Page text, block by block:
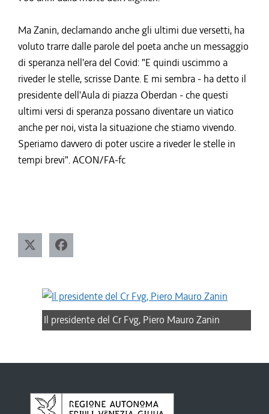
Ma Zanin, declamando anche gli ultimi due versetti, ha
voluto trarre dalle parole del poeta anche un messaggio
di speranza nell'era del Covid: "E quindi uscimmo a
riveder le stelle, scrisse Dante. E mi sembra - ha detto il
presidente dell'Aula di piazza Oberdan - che questi
ultimi versi di speranza possano diventare un viatico
anche per noi, vista la situazione che stiamo vivendo.
Speriamo davvero di poter uscire a riveder le stelle in
tempi brevi". ACON/FA-fc
Il presidente del Cr Fvg, Piero Mauro Zanin